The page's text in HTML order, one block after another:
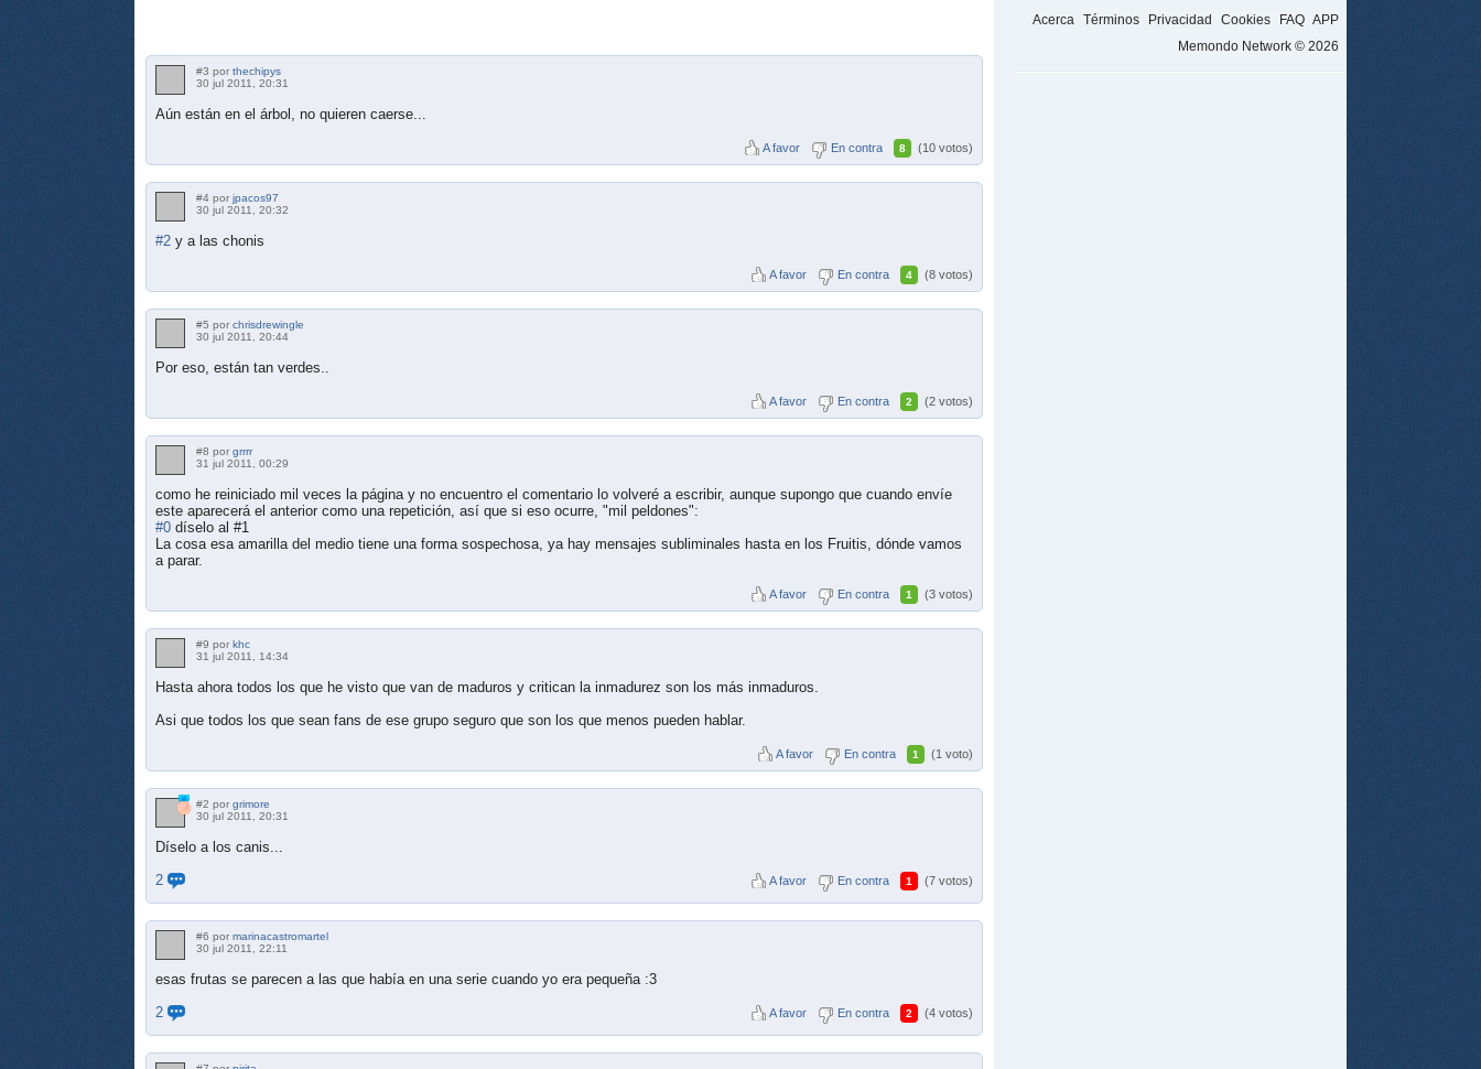
#3 por thechipys
30 jul 2011, 20:31
Aún están en el árbol, no quieren caerse...
A favor En contra 8 (10 votos)
#4 por jpacos97
30 jul 2011, 20:32
#2 y a las chonis
A favor En contra 4 (8 votos)
#5 por chrisdrewingle
30 jul 2011, 20:44
Por eso, están tan verdes..
A favor En contra 2 (2 votos)
#8 por grrrr
31 jul 2011, 00:29
como he reiniciado mil veces la página y no encuentro el comentario lo volveré a escribir, aunque supongo que cuando envíe
este aparecerá el anterior como una repetición, así que si eso ocurre, "mil peldones":
#0 díselo al #1
La cosa esa amarilla del medio tiene una forma sospechosa, ya hay mensajes subliminales hasta en los Fruitis, dónde vamos
a parar.
A favor En contra 1 (3 votos)
#9 por khc
31 jul 2011, 14:34
Hasta ahora todos los que he visto que van de maduros y critican la inmadurez son los más inmaduros.
Asi que todos los que sean fans de ese grupo seguro que son los que menos pueden hablar.
A favor En contra 1 (1 voto)
#2 por grimore
30 jul 2011, 20:31
Díselo a los canis...
2
A favor En contra 1 (7 votos)
#6 por marinacastromartel
30 jul 2011, 22:11
esas frutas se parecen a las que había en una serie cuando yo era pequeña :3
2
A favor En contra 2 (4 votos)
Acerca Términos Privacidad Cookies FAQ APP
Memondo Network © 2026